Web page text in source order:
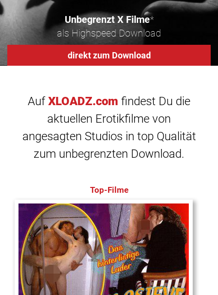
Unbegrenzt X Filme*
als Highspeed Download
direkt zum Download
Auf XLOADZ.com findest Du die
aktuellen Erotikfilme von
angesagten Studios in top Qualität
zum unbegrenzten Download.
Top-Filme